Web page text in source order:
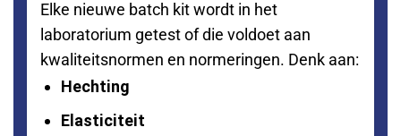
Elke nieuwe batch kit wordt in het
laboratorium getest of die voldoet aan
kwaliteitsnormen en normeringen. Denk aan:
Hechting
Elasticiteit